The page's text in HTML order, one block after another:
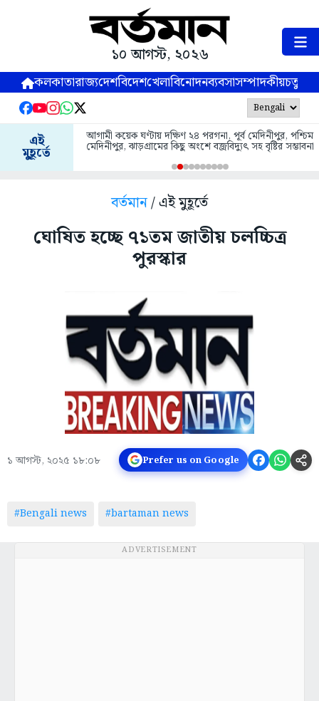
১০ আগস্ট, ২০২৬
কলকাতারাজ্যদেশবিদেশখেলাবিনোদনব্যবসাসম্পাদকীয়
এই
মুহূর্তে
আগামী কয়েক ঘণ্টায় দক্ষিণ ২৪ পরগনা, পূর্ব মেদিনীপুর, পশ্চিম
মেদিনীপুর, ঝাড়গ্রামের কিছু অংশে বজ্রবিদ্যুৎ সহ বৃষ্টির সম্ভাবনা
বর্তমান/ এই মুহূর্তে
ঘোষিত হচ্ছে ৭১তম জাতীয় চলচ্চিত্র
পুরস্কার
১ আগস্ট, ২০২৫ ১৮:০৮ Prefer us on Google
#Bengali news #bartaman news
ADVERTISEMENT